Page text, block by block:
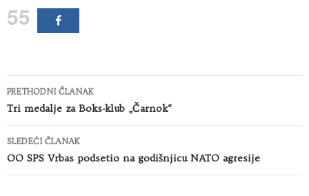
55
Kretanje
članaka
PRETHODNI ČLANAK
Tri medalje za Boks-klub „Čarnok“
SLEDEĆI ČLANAK
OO SPS Vrbas podsetio na godišnjicu NATO agresije